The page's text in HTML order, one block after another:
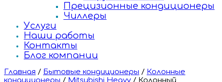
Прецизионные кондиционеры
Чиллеры
Услуги
Наши работы
Контакты
Блог компании
Главная / Бытовые кондиционеры / Колонные
кондиционеры / Mitsubishi Heavy / Колонный